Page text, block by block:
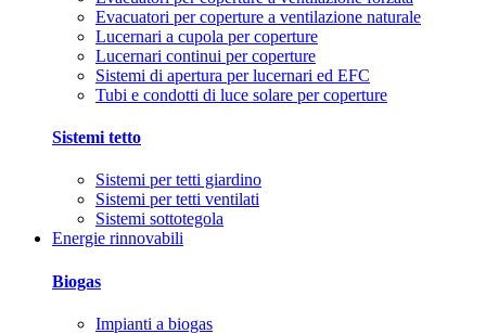
Evacuatori per coperture a ventilazione naturale
Lucernari a cupola per coperture
Lucernari continui per coperture
Sistemi di apertura per lucernari ed EFC
Tubi e condotti di luce solare per coperture
Sistemi tetto
Sistemi per tetti giardino
Sistemi per tetti ventilati
Sistemi sottotegola
Energie rinnovabili
Biogas
Impianti a biogas